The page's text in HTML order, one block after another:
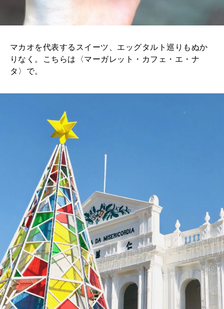
マカオを代表するスイーツ、エッグタルト巡りもぬか
りなく。こちらは〈マーガレット・カフェ・エ・ナ
タ〉で。